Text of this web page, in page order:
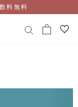
料無料